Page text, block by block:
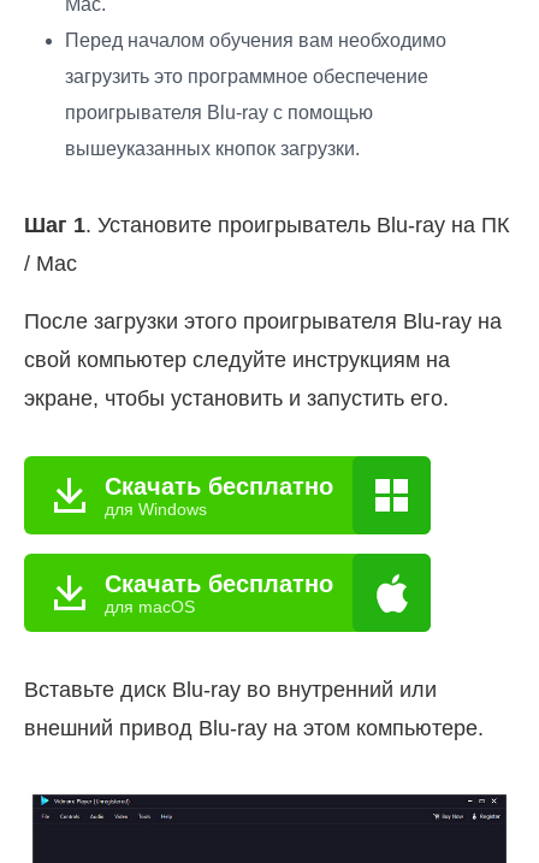
Mac.
Перед началом обучения вам необходимо
загрузить это программное обеспечение
проигрывателя Blu-ray с помощью
вышеуказанных кнопок загрузки.
Шаг 1. Установите проигрыватель Blu-ray на ПК
/ Mac
После загрузки этого проигрывателя Blu-ray на
свой компьютер следуйте инструкциям на
экране, чтобы установить и запустить его.
Скачать бесплатно
для Windows
Скачать бесплатно
для macOS
Вставьте диск Blu-ray во внутренний или
внешний привод Blu-ray на этом компьютере.